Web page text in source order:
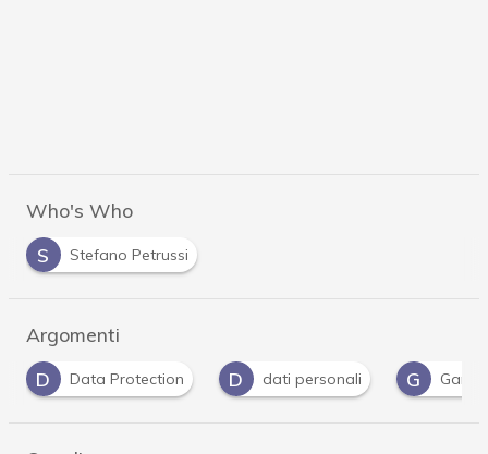
Who's Who
S
Stefano Petrussi
Argomenti
D
dati personali G Garante Privacy G Gdpr